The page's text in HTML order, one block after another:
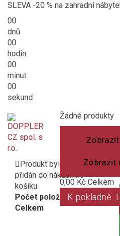
SLEVA -20 % na zahradní
00
dnů
00
hodin
00
minut
00
sekund
Košík
(prázdný)
Žádné produkty
Zobrazit
0,00 Kč Celkem
K pokladně
Produkt byl úspěšně
přidán do nákupního
košíku
Počet položek:
Celkem